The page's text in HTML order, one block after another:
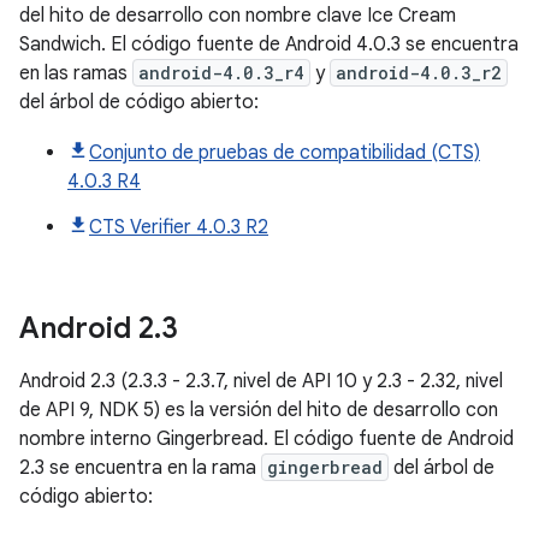
del hito de desarrollo con nombre clave Ice Cream
Sandwich. El código fuente de Android 4.0.3 se encuentra
en las ramas android-4.0.3_r4 y android-4.0.3_r2
del árbol de código abierto:
Conjunto de pruebas de compatibilidad (CTS)
4.0.3 R4
CTS Verifier 4.0.3 R2
Android 2.3
Android 2.3 (2.3.3 - 2.3.7, nivel de API 10 y 2.3 - 2.32, nivel
de API 9, NDK 5) es la versión del hito de desarrollo con
nombre interno Gingerbread. El código fuente de Android
2.3 se encuentra en la rama gingerbread del árbol de
código abierto: